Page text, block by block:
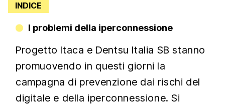
INDICE
I problemi della iperconnessione
Progetto Itaca e Dentsu Italia SB stanno
promuovendo in questi giorni la
campagna di prevenzione dai rischi del
digitale e della iperconnessione. Si